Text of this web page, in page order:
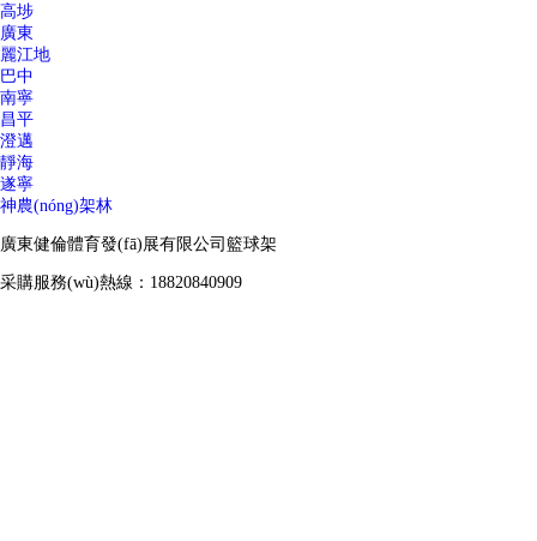
高埗
廣東
麗江地
巴中
南寧
昌平
澄邁
靜海
遂寧
神農(nóng)架林
廣東健倫體育發(fā)展有限公司籃球架
采購服務(wù)熱線：18820840909